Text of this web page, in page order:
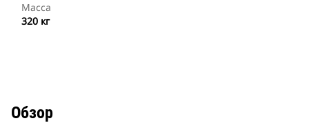
Масса
320 кг
Обзор